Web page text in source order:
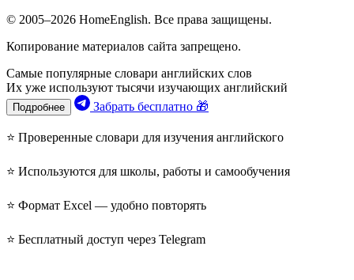
© 2005–2026 HomeEnglish. Все права защищены.
Копирование материалов сайта запрещено.
Самые популярные словари английских слов
Их уже используют тысячи изучающих английский
Подробнее Забрать бесплатно 🎁
⭐ Проверенные словари для изучения английского
⭐ Используются для школы, работы и самообучения
⭐ Формат Excel — удобно повторять
⭐ Бесплатный доступ через Telegram